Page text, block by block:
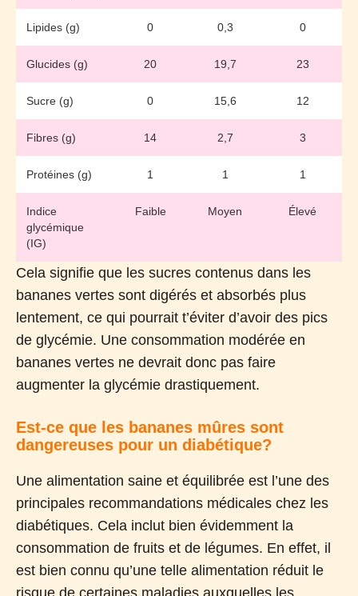
Lipides (g) 0 0,3 0
Glucides (g) 20 19,7 23
Sucre (g) 0 15,6 12
Fibres (g) 14 2,7 3
Protéines (g) 1 1 1
Indice
glycémique
(IG)
Faible Moyen Élevé
Cela signifie que les sucres contenus dans les
bananes vertes sont digérés et absorbés plus
lentement, ce qui pourrait t’éviter d’avoir des pics
de glycémie. Une consommation modérée en
bananes vertes ne devrait donc pas faire
augmenter la glycémie drastiquement.
Est-ce que les bananes mûres sont
dangereuses pour un diabétique?
Une alimentation saine et équilibrée est l’une des
principales recommandations médicales chez les
diabétiques. Cela inclut bien évidemment la
consommation de fruits et de légumes. En effet, il
est bien connu qu’une telle alimentation réduit le
risque de certaines maladies auxquelles les